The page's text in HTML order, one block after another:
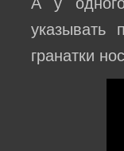
гранатки